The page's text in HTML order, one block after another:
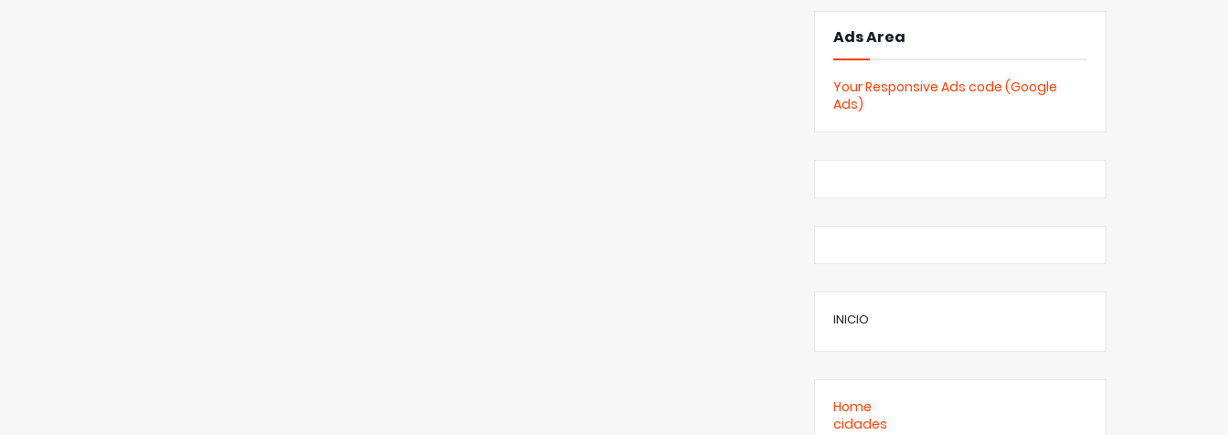
Ads Area
Your Responsive Ads code (Google
Ads)
INICIO
Home
cidades